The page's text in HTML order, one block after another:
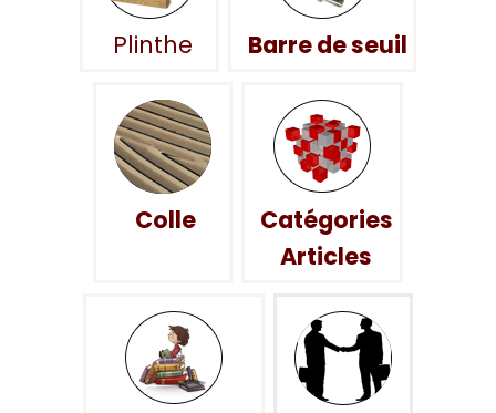
Plinthe Barre de seuil
Colle
Catégories
Articles